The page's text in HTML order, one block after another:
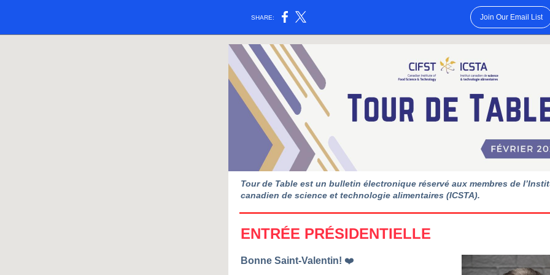
SHARE: Join Our Email List
Tour de Table est un bulletin électronique réservé aux membres de
canadien de science et technologie alimentaires (ICSTA).
ENTRÉE PRÉSIDENTIELLE
Bonne Saint-Valentin! ❤️